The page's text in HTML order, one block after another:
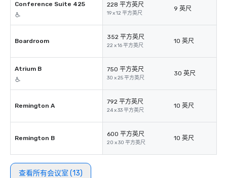
Conference Suite 425 228 平方英尺
19 x 12 平方英尺
9 英尺
Boardroom
352 平方英尺
22 x 16 平方英尺
10 英尺
Atrium B 750 平方英尺
30 x 25 平方英尺
30 英尺
Remington A
792 平方英尺
24 x 33 平方英尺
10 英尺
Remington B
600 平方英尺
20 x 30 平方英尺
10 英尺
查看所有会议室 (13)